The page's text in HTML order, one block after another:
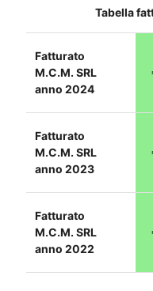
Tabella
Fatturato
M.C.M. SRL
anno 2024
Fatturato
M.C.M. SRL
anno 2023
Fatturato
M.C.M. SRL
anno 2022